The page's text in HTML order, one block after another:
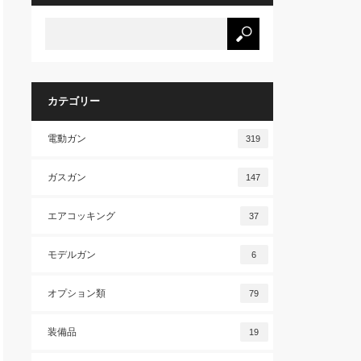
カテゴリー
電動ガン 319
ガスガン 147
エアコッキング 37
モデルガン 6
オプション類 79
装備品 19